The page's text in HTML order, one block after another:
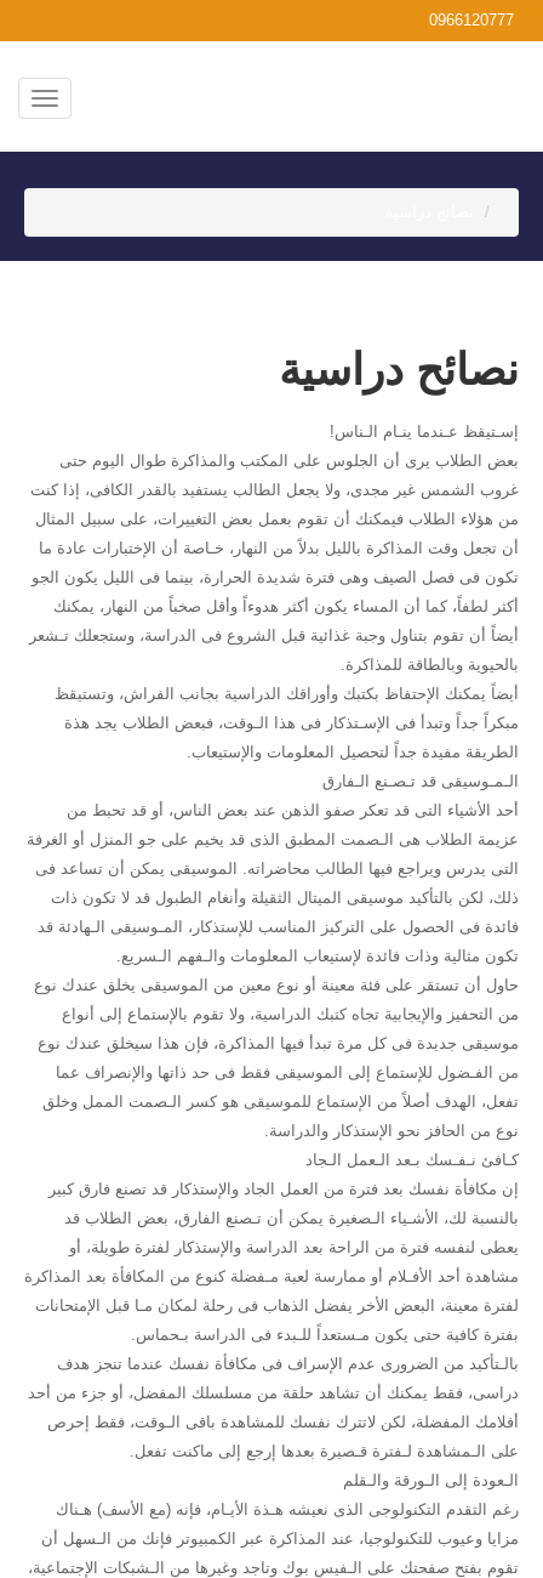
0966120777
نصائح دراسية
إسـتيقظ عـندما ينـام الـناس!
بعض الطلاب يرى أن الجلوس على المكتب والمذاكرة طوال اليوم حتى
غروب الشمس غير مجدى، ولا يجعل الطالب يستفيد بالقدر الكافى، إذا كنت
من هؤلاء الطلاب فيمكنك أن تقوم بعمل بعض التغييرات، على سبيل المثال
أن تجعل وقت المذاكرة بالليل بدلاً من النهار، خـاصة أن الإختبارات عادة ما
تكون فى فصل الصيف وهى فترة شديدة الحرارة، بينما فى الليل يكون الجو
أكثر لطفاً، كما أن المساء يكون أكثر هدوءاً وأقل صخباً من النهار، يمكنك
أيضاً أن تقوم بتناول وجبة غذائية قبل الشروع فى الدراسة، وستجعلك تـشعر
بالحيوية وبالطاقة للمذاكرة.
أيضاً يمكنك الإحتفاظ بكتبك وأوراقك الدراسية بجانب الفراش، وتستيقظ
مبكراً جداً وتبدأ فى الإسـتذكار فى هذا الـوقت، فبعض الطلاب يجد هذة
الطريقة مفيدة جداً لتحصيل المعلومات والإستيعاب.
الـمـوسيقى قد تـصـنع الـفارق
أحد الأشياء التى قد تعكر صفو الذهن عند بعض الناس، أو قد تحبط من
عزيمة الطلاب هى الـصمت المطبق الذى قد يخيم على جو المنزل أو الغرفة
التى يدرس ويراجع فيها الطالب محاضراته. الموسيقى يمكن أن تساعد فى
ذلك، لكن بالتأكيد موسيقى الميتال الثقيلة وأنغام الطبول قد لا تكون ذات
فائدة فى الحصول على التركيز المناسب للإستذكار، المـوسيقى الـهادئة قد
تكون مثالية وذات فائدة لإستيعاب المعلومات والـفهم الـسريع.
حاول أن تستقر على فئة معينة أو نوع معين من الموسيقى يخلق عندك نوع
من التحفيز والإيجابية تجاه كتبك الدراسية، ولا تقوم بالإستماع إلى أنواع
موسيقى جديدة فى كل مرة تبدأ فيها المذاكرة، فإن هذا سيخلق عندك نوع
من الفـضول للإستماع إلى الموسيقى فقط فى حد ذاتها والإنصراف عما
تفعل، الهدف أصلاً من الإستماع للموسيقى هو كسر الـصمت الممل وخلق
نوع من الحافز نحو الإستذكار والدراسة.
كـافئ نـفـسك بـعد الـعمل الـجاد
إن مكافأة نفسك بعد فترة من العمل الجاد والإستذكار قد تصنع فارق كبير
بالنسبة لك، الأشـياء الـصغيرة يمكن أن تـصنع الفارق، بعض الطلاب قد
يعطى لنفسه فترة من الراحة بعد الدراسة والإستذكار لفترة طويلة، أو
مشاهدة أحد الأفـلام أو ممارسة لعبة مـفضلة كنوع من المكافأة بعد المذاكرة
لفترة معينة، البعض الأخر يفضل الذهاب فى رحلة لمكان مـا قبل الإمتحانات
بفترة كافية حتى يكون مـستعداً للـبدء فى الدراسة بـحماس.
بالـتأكيد من الضرورى عدم الإسراف فى مكافأة نفسك عندما تنجز هدف
دراسى، فقط يمكنك أن تشاهد حلقة من مسلسلك المفضل، أو جزء من أحد
أفلامك المفضلة، لكن لاتترك نفسك للمشاهدة باقى الـوقت، فقط إحرص
على الـمشاهدة لـفترة قـصيرة بعدها إرجع إلى ماكنت تفعل.
الـعودة إلى الـورقة والـقلم
رغم التقدم التكنولوجى الذى نعيشه هـذة الأيـام، فإنه (مع الأسف) هـناك
مزايا وعيوب للتكنولوجيا، عند المذاكرة عبر الكمبيوتر فإنك من الـسهل أن
تقوم بفتح صفحتك على الـفيس بوك وتاجد وغيرها من الـشبكات الإجتماعية،